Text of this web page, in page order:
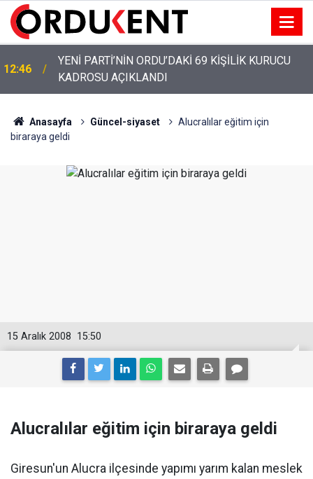
12:46
YENİ PARTİ’NİN ORDU’DAKİ 69 KİŞİLİK KURUCU
KADROSU AÇIKLANDI
12:22
YENİ PARTİ ALTINORDU’DA KURUCU YÖNETİMİNİ
AÇIKLADI
Anasayfa Güncel-siyaset
Alucralılar eğitim için
biraraya geldi
15:50
15 Aralık 2008
Alucralılar eğitim için biraraya geldi
Giresun'un Alucra ilçesinde yapımı yarım kalan meslek